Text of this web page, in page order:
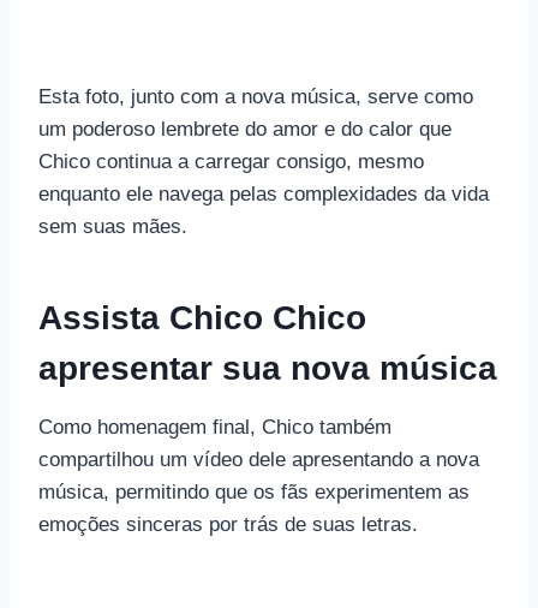
Esta foto, junto com a nova música, serve como
um poderoso lembrete do amor e do calor que
Chico continua a carregar consigo, mesmo
enquanto ele navega pelas complexidades da vida
sem suas mães.
Assista Chico Chico
apresentar sua nova música
Como homenagem final, Chico também
compartilhou um vídeo dele apresentando a nova
música, permitindo que os fãs experimentem as
emoções sinceras por trás de suas letras.